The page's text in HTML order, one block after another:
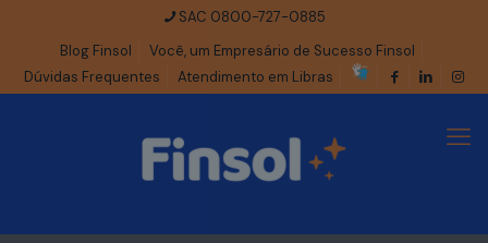
SAC 0800-727-0885
Blog Finsol
Você, um Empresário de Sucesso Finsol
Dúvidas Frequentes
Atendimento em Libras